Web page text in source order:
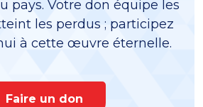
pays. Votre don équipe les
les perdus ; participez
à cette œuvre éternelle.
Faire un don